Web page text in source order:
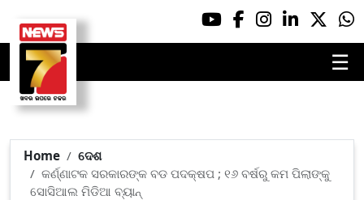
☰
Home
ଦେଶ
କର୍ଣ୍ଣାଟକ ସରକାରଙ୍କ ବଡ ପଦକ୍ଷପ ; ୧୬ ବର୍ଷରୁ କମ ପିଲାଙ୍କୁ
ସୋସିଆଲ ମିଡିଆ ବ୍ୟାନ୍‌